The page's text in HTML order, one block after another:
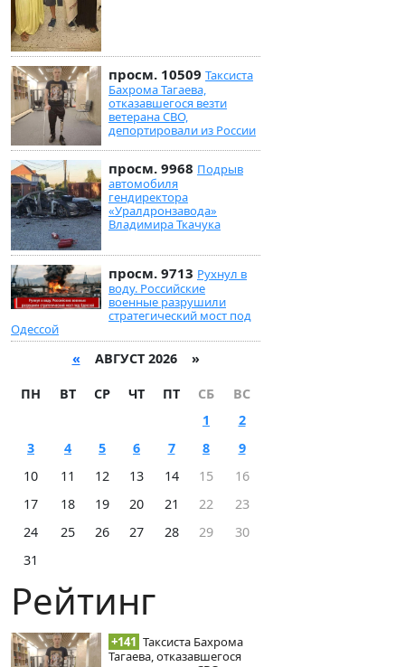
просм. 10509 Таксиста
Бахрома Тагаева,
отказавшегося везти
ветерана СВО,
депортировали из России
просм. 9968 Подрыв
автомобиля
гендиректора
«Уралдронзавода»
Владимира Ткачука
просм. 9713 Рухнул в
воду. Российские
военные разрушили
стратегический мост под
Одессой
« АВГУСТ 2026 »
ПН ВТ СР ЧТ ПТ СБ
ВС
1
2
3
4 5 6 7 8
9
10
11 12 13 14 15
16
17
18 19 20 21 22
23
24
25 26 27 28 29
30
31
Рейтинг
+141 Таксиста Бахрома
Тагаева, отказавшегося